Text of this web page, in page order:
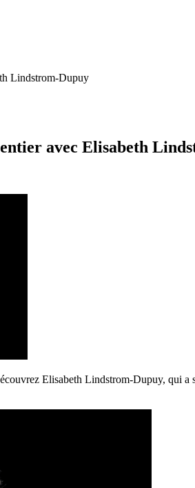
Lindstrom-Dupuy
avec Elisabeth
Elisabeth Lindstrom-Dupuy, qui